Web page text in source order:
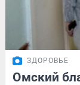
ЗДОРОВЬЕ
Омский